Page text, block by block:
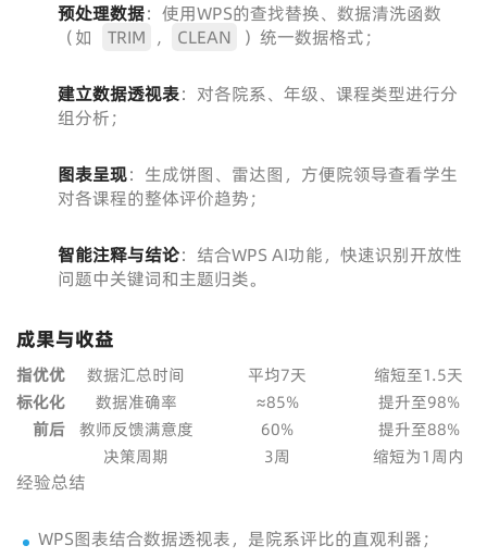
预处理数据：使用WPS的查找替换、数据清洗函数
（如
TRIM , CLEAN ）统一数据格式；
建立数据透视表：对各院系、年级、课程类型进行分
组分析；
图表呈现：生成饼图、雷达图，方便院领导查看学生
对各课程的整体评价趋势；
智能注释与结论：结合WPS AI功能，快速识别开放性
问题中关键词和主题归类。
成果与收益
指
标
优
化
前
优
化
后
数据汇总时间 平均7天
缩短至1.5天
数据准确率
≈85%
提升至98%
教师反馈满意度
60%
提升至88%
决策周期
3周 缩短为1周内
经验总结
WPS图表结合数据透视表，是院系评比的直观利器；